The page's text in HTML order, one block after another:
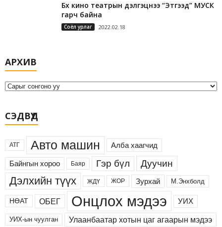
Бүх кино театрын дэлгэцнээ “Этгээд” МУСК
гарч байна
Соёл урлаг 2022.02.18
АРХИВ
и
СЭДВҮҮД
АТГ Авто машин Алба хаагчид
Байнгын хороо Баяр Гэр бүл Дуучин
Дэлхийн түүх ЖДҮ ЖОР Зурхай М.Энхболд
НӨАТ ОБЕГ Онцлох мэдээ УИХ
УИХ-ын чуулган Улаанбаатар хотын цаг агаарын мэдээ